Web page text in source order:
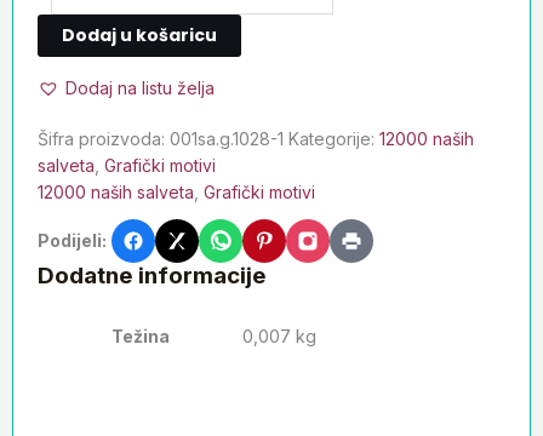
Dodaj u košaricu
Dodaj na listu želja
Šifra proizvoda: 001sa.g.1028-1 Kategorije: 12000 naših
salveta Grafički motivi
12000 naših salveta Grafički motivi
Podijeli:
Dodatne informacije
Težina 0,007 kg